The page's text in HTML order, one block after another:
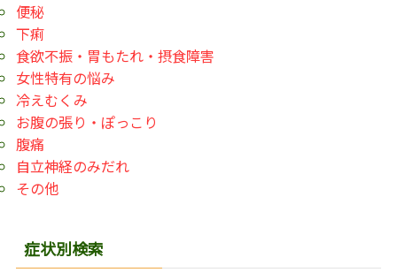
便秘
下痢
食欲不振・胃もたれ・摂食障害
女性特有の悩み
冷えむくみ
お腹の張り・ぽっこり
腹痛
自立神経のみだれ
その他
症状別検索